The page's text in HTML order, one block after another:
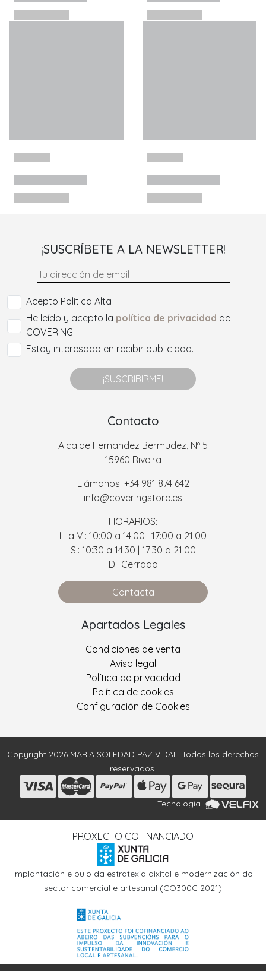
¡SUSCRÍBETE A LA NEWSLETTER!
Acepto Politica Alta
He leído y acepto la política de privacidad de
COVERING.
Estoy interesado en recibir publicidad.
¡SUSCRIBIRME!
Contacto
Alcalde Fernandez Bermudez, Nº 5
15960 Riveira
Llámanos: +34 981 874 642
info@coveringstore.es
HORARIOS:
L. a V.: 10:00 a 14:00 | 17:00 a 21:00
S.: 10:30 a 14:30 | 17:30 a 21:00
D.: Cerrado
Contacta
Apartados Legales
Condiciones de venta
Aviso legal
Política de privacidad
Política de cookies
Configuración de Cookies
Copyright 2026 MARIA SOLEDAD PAZ VIDAL
. Todos los derechos
reservados.
Tecnología
PROXECTO COFINANCIADO
Implantación e pulo da estratexia dixital e modernización do
sector comercial e artesanal (CO300C 2021)